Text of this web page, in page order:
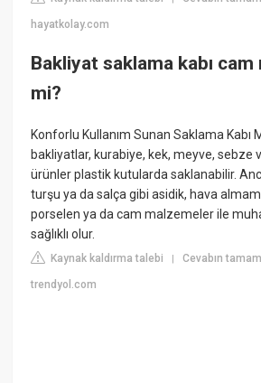
hayatkolay.com
Bakliyat saklama kabı cam
mi?
Konforlu Kullanım Sunan Saklama Kabı
bakliyatlar, kurabiye, kek, meyve, sebze
ürünler plastik kutularda saklanabilir.
turşu ya da salça gibi asidik, hava
porselen ya da cam malzemeler ile
sağlıklı olur.
Kaynak kaldırma talebi |Cevabın
trendyol.com